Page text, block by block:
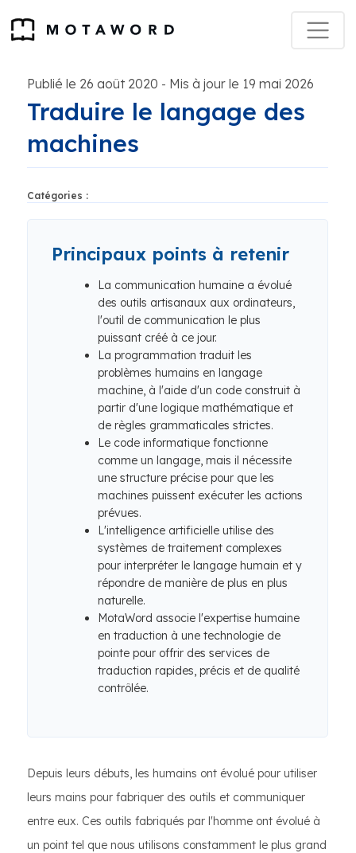
Publié le 26 août 2020 - Mis à jour le 19 mai 2026
Traduire le langage des
machines
Catégories :
Principaux points à retenir
La communication humaine a évolué
des outils artisanaux aux ordinateurs,
l'outil de communication le plus
puissant créé à ce jour.
La programmation traduit les
problèmes humains en langage
machine, à l'aide d'un code construit à
partir d'une logique mathématique et
de règles grammaticales strictes.
Le code informatique fonctionne
comme un langage, mais il nécessite
une structure précise pour que les
machines puissent exécuter les actions
prévues.
L'intelligence artificielle utilise des
systèmes de traitement complexes
pour interpréter le langage humain et y
répondre de manière de plus en plus
naturelle.
MotaWord associe l'expertise humaine
en traduction à une technologie de
pointe pour offrir des services de
traduction rapides, précis et de qualité
contrôlée.
Depuis leurs débuts, les humains ont évolué pour utiliser
leurs mains pour fabriquer des outils et communiquer
entre eux. Ces outils fabriqués par l'homme ont évolué à
un point tel que nous utilisons constamment le plus grand